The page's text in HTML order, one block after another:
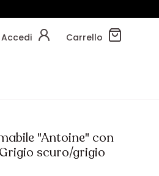
Accedi Carrello
"Antoine" con
scuro/grigio